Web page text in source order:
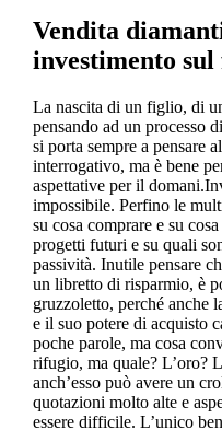
Vendita
investimento
La nascita di un figlio, di
pensando ad un processo
si porta sempre a pensare
interrogativo, ma è bene
aspettative per il
impossibile. Perfino le
su cosa comprare e su
progetti futuri e su quali
passività. Inutile pensare
un libretto di risparmio, è
gruzzoletto, perché anche
e il suo potere di acquisto
poche parole, ma cosa
rifugio, ma quale? L’oro?
anch’esso può avere un
quotazioni molto alte e
essere difficile. L’unico